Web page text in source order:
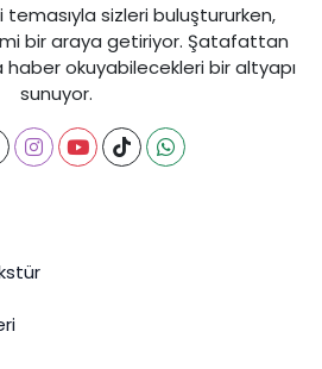
sizleri buluştururken,
bir araya getiriyor. Şatafattan
haber okuyabilecekleri bir altyapı
sunuyor.